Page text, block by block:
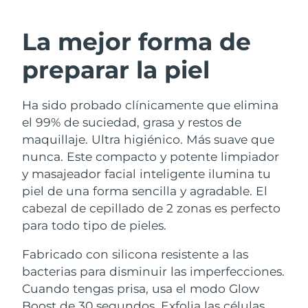
La mejor forma de
preparar la piel
Ha sido probado clínicamente que elimina
el 99% de suciedad, grasa y restos de
maquillaje. Ultra higiénico. Más suave que
nunca. Este compacto y potente limpiador
y masajeador facial inteligente ilumina tu
piel de una forma sencilla y agradable. El
cabezal de cepillado de 2 zonas es perfecto
para todo tipo de pieles.
Fabricado con silicona resistente a las
bacterias para disminuir las imperfecciones.
Cuando tengas prisa, usa el modo Glow
Limpieza facial
LUNA™ 4 pack
Anti-aging massage
LUNA™ 4 Plus
Massage, LED heating
LUNA™ 4 Men
Lifting facial
BEAR™ 2 pack
Microcurrent toning
BEAR™ 2 go
Microcurrent toning on-the-go
BEAR™ 2 eyes & lips
Hidratación
UFO™ 3 pack
Deep facial hydration
UFO™ 3 LED
Near-infrared and red light therapy
device
Cuidado bucal
issa™ 4
Hybrid silicone sonic toothbrush
issa™ 4 plus
Smart hybrid silicone sonic toothbrush
TRATAMIENTO ANTIEDAD FAQ™
Antiedad Tratamientos LED
Baréin Entrega prevista
Bélgica
Bermudas Entrega prevista
Bosnia y Herzegovina Entrega prevista 12/8/26
Brunéi Entrega prevista
Bulgaria Entrega prevista9/8/26
Canadá Entrega prevista
Chile Entrega prevista